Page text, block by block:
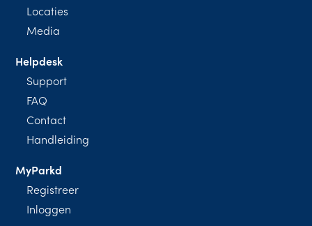
Locaties
Media
Helpdesk
Support
FAQ
Contact
Handleiding
MyParkd
Registreer
Inloggen